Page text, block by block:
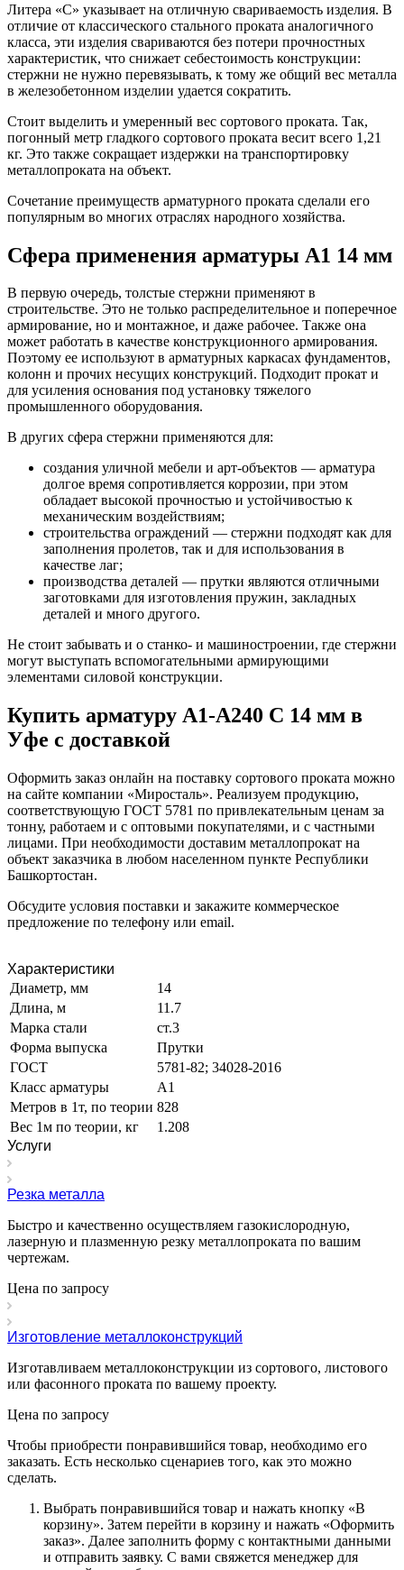
Литера «С» указывает на отличную свариваемость изделия. В
отличие от классического стального проката аналогичного
класса, эти изделия свариваются без потери прочностных
характеристик, что снижает себестоимость конструкции:
стержни не нужно перевязывать, к тому же общий вес металла
в железобетонном изделии удается сократить.
Стоит выделить и умеренный вес сортового проката. Так,
погонный метр гладкого сортового проката весит всего 1,21
кг. Это также сокращает издержки на транспортировку
металлопроката на объект.
Сочетание преимуществ арматурного проката сделали его
популярным во многих отраслях народного хозяйства.
Сфера применения арматуры А1 14 мм
В первую очередь, толстые стержни применяют в
строительстве. Это не только распределительное и поперечное
армирование, но и монтажное, и даже рабочее. Также она
может работать в качестве конструкционного армирования.
Поэтому ее используют в арматурных каркасах фундаментов,
колонн и прочих несущих конструкций. Подходит прокат и
для усиления основания под установку тяжелого
промышленного оборудования.
В других сфера стержни применяются для:
создания уличной мебели и арт-объектов — арматура
долгое время сопротивляется коррозии, при этом
обладает высокой прочностью и устойчивостью к
механическим воздействиям;
строительства ограждений — стержни подходят как для
заполнения пролетов, так и для использования в
качестве лаг;
производства деталей — прутки являются отличными
заготовками для изготовления пружин, закладных
деталей и много другого.
Не стоит забывать и о станко- и машиностроении, где стержни
могут выступать вспомогательными армирующими
элементами силовой конструкции.
Купить арматуру А1-А240 С 14 мм в
Уфе с доставкой
Оформить заказ онлайн на поставку сортового проката можно
на сайте компании «Миросталь». Реализуем продукцию,
соответствующую ГОСТ 5781 по привлекательным ценам за
тонну, работаем и с оптовыми покупателями, и с частными
лицами. При необходимости доставим металлопрокат на
объект заказчика в любом населенном пункте Республики
Башкортостан.
Обсудите условия поставки и закажите коммерческое
предложение по телефону или email.
Характеристики
Диаметр, мм
14
Длина, м
11.7
Марка стали
ст.3
Форма выпуска
Прутки
ГОСТ
5781-82; 34028-2016
Класс арматуры
А1
Метров в 1т, по теории 828
Вес 1м по теории, кг
1.208
Услуги
Резка металла
Быстро и качественно осуществляем газокислородную,
лазерную и плазменную резку металлопроката по вашим
чертежам.
Цена по запросу
Изготовление металлоконструкций
Изготавливаем металлоконструкции из сортового, листового
или фасонного проката по вашему проекту.
Цена по запросу
Чтобы приобрести понравившийся товар, необходимо его
заказать. Есть несколько сценариев того, как это можно
сделать.
Выбрать понравившийся товар и нажать кнопку «В
корзину». Затем перейти в корзину и нажать «Оформить
заказ». Далее заполнить форму с контактными данными
и отправить заявку. С вами свяжется менеджер для